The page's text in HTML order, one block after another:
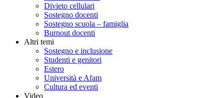
Divieto cellulari
Sostegno docenti
Sostegno scuola – famiglia
Burnout docenti
Altri temi
Sostegno e inclusione
Studenti e genitori
Estero
Università e Afam
Cultura ed eventi
Video